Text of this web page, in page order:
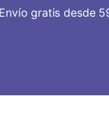
Envío gratis desde
de